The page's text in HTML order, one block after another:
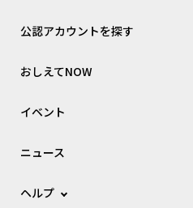
公認アカウントを探す
おしえてNOW
イベント
ニュース
ヘルプ